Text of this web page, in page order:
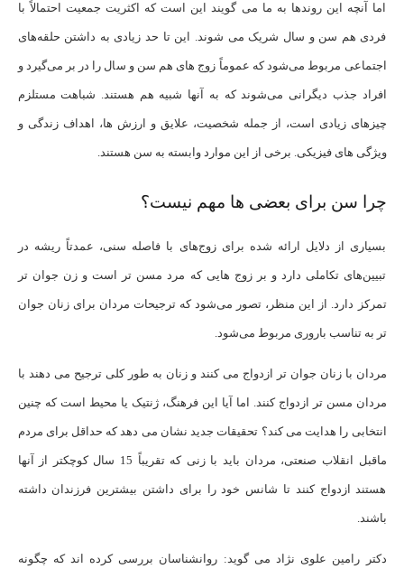
اما آنچه این روندها به ما می گویند این است که اکثریت جمعیت احتمالاً با
فردی هم سن و سال شریک می شوند. این تا حد زیادی به داشتن حلقه‌های
اجتماعی مربوط می‌شود که عموماً زوج های هم سن و سال را در بر می‌گیرد و
افراد جذب دیگرانی می‌شوند که به آنها شبیه هم هستند. شباهت مستلزم
چیزهای زیادی است، از جمله شخصیت، علایق و ارزش ها، اهداف زندگی و
ویژگی های فیزیکی. برخی از این موارد وابسته به سن هستند.
چرا سن برای بعضی ها مهم نیست؟
بسیاری از دلایل ارائه شده برای زوج‌های با فاصله سنی، عمدتاً ریشه در
تبیین‌های تکاملی دارد و بر زوج‌ هایی که مرد مسن‌ تر است و زن جوان‌ تر
تمرکز دارد. از این منظر، تصور می‌شود که ترجیحات مردان برای زنان جوان‌
تر به تناسب باروری مربوط می‌شود.
مردان با زنان جوان تر ازدواج می کنند و زنان به طور کلی ترجیح می دهند با
مردان مسن تر ازدواج کنند. اما آیا این فرهنگ، ژنتیک یا محیط است که چنین
انتخابی را هدایت می کند؟ تحقیقات جدید نشان می دهد که حداقل برای مردم
ماقبل انقلاب صنعتی، مردان باید با زنی که تقریباً 15 سال کوچکتر از آنها
هستند ازدواج کنند تا شانس خود را برای داشتن بیشترین فرزندان داشته
باشند.
دکتر رامین علوی نژاد می گوید: روانشناسان بررسی کرده اند که چگونه